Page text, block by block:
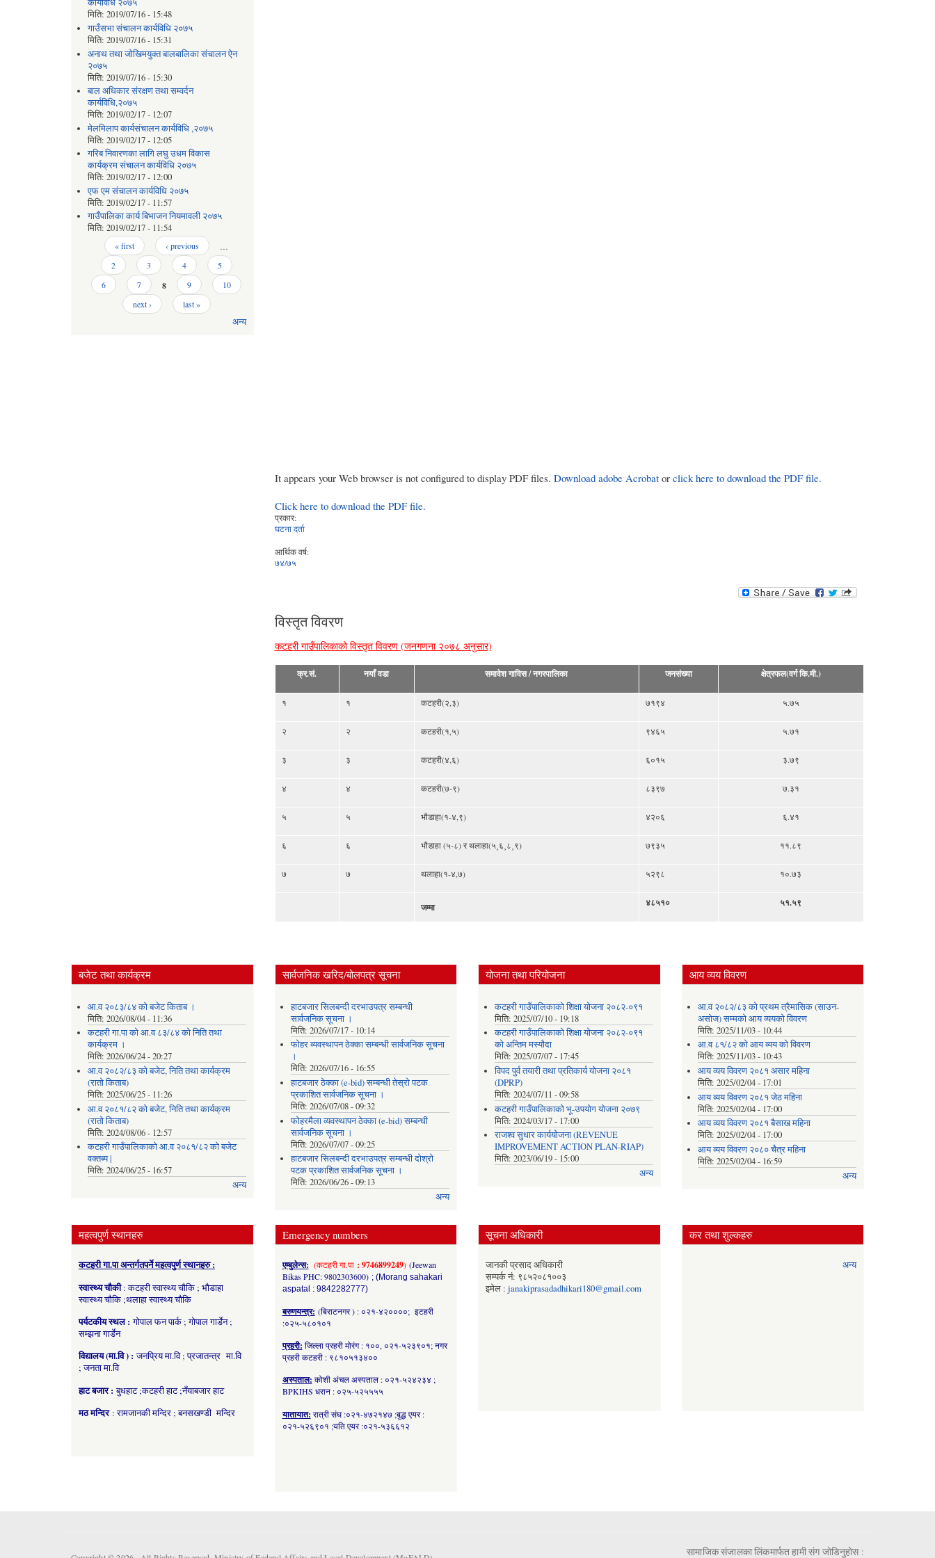
कार्यविधि २०७५
मिति: 2019/07/16 - 15:48
गाउँसभा संचालन कार्यविधि २०७५
मिति: 2019/07/16 - 15:31
अनाथ तथा जोखिमयुक्त बालबालिका संचालन ऐन
२०७५
मिति: 2019/07/16 - 15:30
बाल अधिकार संरक्षण तथा सम्वर्दन
कार्यविधि,२०७५
मिति: 2019/02/17 - 12:07
मेलमिलाप कार्यसंचालन कार्यविधि ,२०७५
मिति: 2019/02/17 - 12:05
गरिब निवारणका लागि लघु उधम विकास
कार्यक्रम संचालन कार्यविधि २०७५
मिति: 2019/02/17 - 12:00
एफ एम संचालन कार्यविधि २०७५
मिति: 2019/02/17 - 11:57
गाउँपालिका कार्य बिभाजन नियमावली २०७५
मिति: 2019/02/17 - 11:54
Pages « first ‹ previous
…
2
3 4
5
6
7 8 9
10
next ›
last »
अन्य
It appears your Web browser is not configured to display PDF files. Download adobe Acrobat or click here to download the PDF file.
Click here to download the PDF file.
प्रकार:
घटना दर्ता
आर्थिक वर्ष:
७४/७५
विस्तृत विवरण
कटहरी गाउँपालिकाको विस्तृत विवरण (जनगणना २०७८ अनुसार)
क्र.सं. नयाँ वडा समावेश गाविस / नगरपालिका जनसंख्या क्षेत्रफल(वर्ग कि.मी.)
१ १ कटहरी(२,३) ७१९४ ५.७५
२ २ कटहरी(१,५) ९४६५ ५.७१
३ ३ कटहरी(४,६) ६०१५ ३.७९
४ ४ कटहरी(७-९) ८३९७ ७.३१
५ ५ भौडाहा(१-४,९) ४२०६ ६.४१
६ ६ भौडाहा (५-८) र थलाहा(५¸६¸८¸९) ७९३५ ११.८९
७ ७ थलाहा(१-४,७) ५२९८ १०.७३
जम्मा ४८५१० ५१.५९
बजेट तथा कार्यक्रम
आ.व २०८३/८४ को बजेट किताब ।
मिति: 2026/08/04 - 11:36
कटहरी गा.पा को आ.व ८३/८४ को निति तथा
कार्यक्रम ।
मिति: 2026/06/24 - 20:27
आ.व २०८२/८३ को बजेट, निति तथा कार्यक्रम
(रातो किताब)
मिति: 2025/06/25 - 11:26
आ.व २०८१/८२ को बजेट, निति तथा कार्यक्रम
(रातो किताब)
मिति: 2024/08/06 - 12:57
कटहरी गाउँपालिकाको आ.व २०८१/८२ को बजेट
वक्तब्य |
मिति: 2024/06/25 - 16:57
अन्य
सार्वजनिक खरिद/बोलपत्र सूचना
हाटबजार सिलबन्दी दरभाउपत्र सम्बन्धी
सार्वजनिक सूचना ।
मिति:2026/07/17 - 10:14
फोहर व्यवस्थापन ठेक्का सम्बन्धी सार्वजनिक सूचना
।
मिति:2026/07/16 - 16:55
हाटबजार ठेक्का (e-bid) सम्बन्धी तेस्रो पटक
प्रकाशित सार्वजनिक सूचना ।
मिति:2026/07/08 - 09:32
फोहरमैला व्यवस्थापन ठेक्का (e-bid) सम्बन्धी
सार्वजनिक सूचना ।
मिति:2026/07/07 - 09:25
हाटबजार सिलबन्दी दरभाउपत्र सम्बन्धी दोश्रो
पटक प्रकाशित सार्वजनिक सूचना ।
मिति:2026/06/26 - 09:13
अन्य
योजना तथा परियोजना
कटहरी गाउँपालिकाको शिक्षा योजना २०८२-०९१
मिति: 2025/07/10 - 19:18
कटहरी गाउँपालिकाको शिक्षा योजना २०८२-०९१
को अन्तिम मस्यौदा
मिति: 2025/07/07 - 17:45
विपद पुर्व तयारी तथा प्रतिकार्य योजना २०८१
(DPRP)
मिति: 2024/07/11 - 09:58
कटहरी गाउँपालिकाको भू-उपयोग योजना २०७९
मिति: 2024/03/17 - 17:00
राजश्व सुधार कार्ययोजना (REVENUE
IMPROVEMENT ACTION PLAN-RIAP)
मिति: 2023/06/19 - 15:00
अन्य
आय व्यय विवरण
आ.व २०८२/८३ को प्रथम त्रैमासिक (साउन-
असोज) सम्मको आय व्ययको विवरण
मिति:2025/11/03 - 10:44
आ.व ८१/८२ को आय व्यय को विवरण
मिति:2025/11/03 - 10:43
आय व्यय विवरण २०८१ असार महिना
मिति:2025/02/04 - 17:01
आय व्यय विवरण २०८१ जेठ महिना
मिति:2025/02/04 - 17:00
आय व्यय विवरण २०८१ बैसाख महिना
मिति:2025/02/04 - 17:00
आय व्यय विवरण २०८० चैत्र महिना
मिति:2025/02/04 - 16:59
अन्य
महत्वपुर्ण स्थानहरु
कटहरी गा.पा अन्तर्गतपर्ने महत्वपुर्ण स्थानहरु :
स्वास्थ्य चौकी: कटहरी स्वास्थ्य चौकि ; भौडाहा
स्वास्थ्य चौकि ;थलाहा स्वास्थ्य चौकि
पर्यटकीय स्थल :गोपाल फन पार्क ; गोपाल गार्डेन ;
सम्झना गार्डेन
विद्यालय (मा.वि ) :जनप्रिय मा.वि ; प्रजातन्त्र मा.वि
; जनता मा.वि
हाट बजार :बुधहाट ;कटहरी हाट ;नँयाबजार हाट
मठ मन्दिर : रामजानकी मन्दिर ; बनसखण्डी मन्दिर
Emergency numbers
एम्बुलेन्स: (कटहरी गा.पा : 9746899249)(Jeewan
Bikas PHC: 9802303600) ; (Morang sahakari
aspatal : 9842282777)
बरुणयन्त्र: (बिराटनगर ) : ०२१-४२००००; इटहरी
:०२५-५८०१०१
प्रहरी: जिल्ला प्रहरी मोरंग : १००, ०२१-५२३९०१; नगर
प्रहरी कटहरी : ९८१०५१३४००
अस्पताल: कोशी अंचल अस्पताल : ०२१-५२४२३४ ;
BPKIHS धरान : ०२५-५२५५५५
यातायात: रात्री संघ :०२१-४७२१४७ ;बुद्ध एयर :
०२१-५२६९०१ ;यति एयर :०२१-५३६६१२
सूचना अधिकारी
जानकी प्रसाद अधिकारी
सम्पर्क नं: ९८५२०८१००३
इमेल : janakiprasadadhikari180@gmail.com
कर तथा शुल्कहरु
अन्य
सामाजिक संजालका लिंकमार्फत हामी संग जोडिनुहोस :